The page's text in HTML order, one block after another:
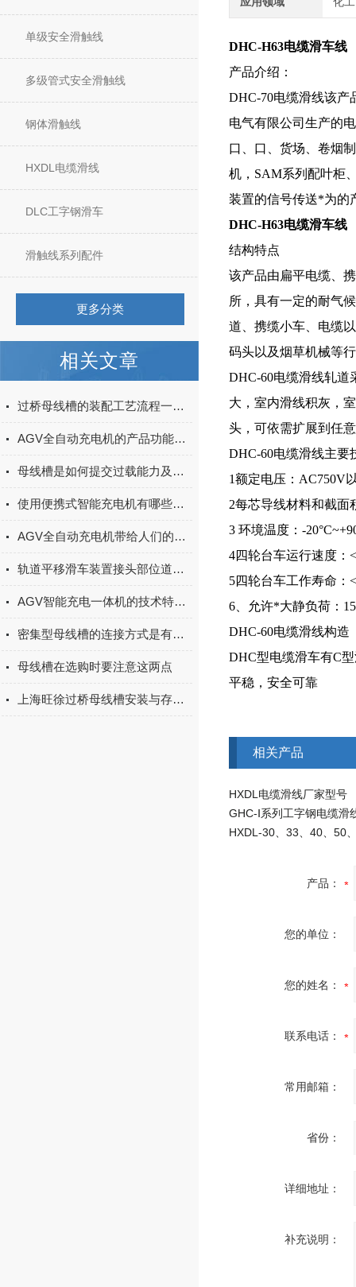
单级安全滑触线
多级管式安全滑触线
钢体滑触线
HXDL电缆滑线
DLC工字钢滑车
滑触线系列配件
更多分类
相关文章
过桥母线槽的装配工艺流程一起来看看！
AGV全自动充电机的产品功能及主要特点你知道多少？
母线槽是如何提交过载能力及减少磁振荡噪声的？
使用便携式智能充电机有哪些需要注意的保养技巧
AGV全自动充电机带给人们的益处有哪些
轨道平移滑车装置接头部位道床变形原因
AGV智能充电一体机的技术特点与使用价值
密集型母线槽的连接方式是有讲究的
母线槽在选购时要注意这两点
上海旺徐过桥母线槽安装与存放的基本准则
DHC-H63电缆滑车线
产品介绍：
DHC-70电缆滑线该产
电气有限公司生产的
口、口、货场、卷烟
机，SAM系列配叶柜
装置的信号传送*为的
DHC-H63电缆滑车线
结构特点
该产品由扁平电缆、
所，具有一定的耐气
道、携缆小车、电缆
码头以及烟草机械等
DHC-60电缆滑线轧道
大，室内滑线积灰，
头，可依需扩展到任
DHC-60电缆滑线主要
1额定电压：AC750V
2每芯导线材料和截面
3 环境温度：-
4四轮台车运行速度：
5四轮台车工作寿命：
6、允许*大静负荷：
DHC-60电缆滑线构造
DHC型电缆滑车有C
平稳，安全可靠
相关产品
HXDL电缆滑线厂家型号
GHC-Ⅰ系列工字钢电缆滑
产品：
您的单位：
您的姓名：
联系电话：
常用邮箱：
省份：
详细地址：
补充说明：